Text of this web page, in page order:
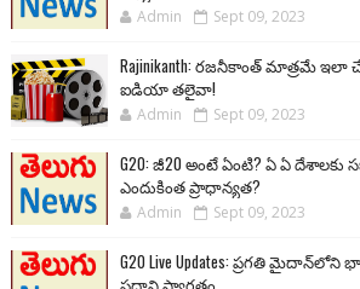
Admin Sept 09, 2023
Rajinikanth: రజనీకాంత్ మాత్రమే
ఐడియా తలైవా!
Admin Sept 09, 2023
G20: జీ20 అంటే ఏంటి? ఏ ఏ దేశాలకు
ఎందుకింత ప్రాధాన్యత?
Admin Sept 09, 2023
G20 Live Updates: ప్రగతి
ప్రధాని స్వాగతం